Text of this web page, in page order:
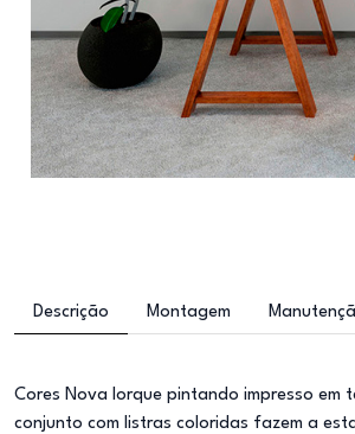
Descrição Montagem
Cores Nova Iorque pintando impresso em
conjunto com listras coloridas fazem a